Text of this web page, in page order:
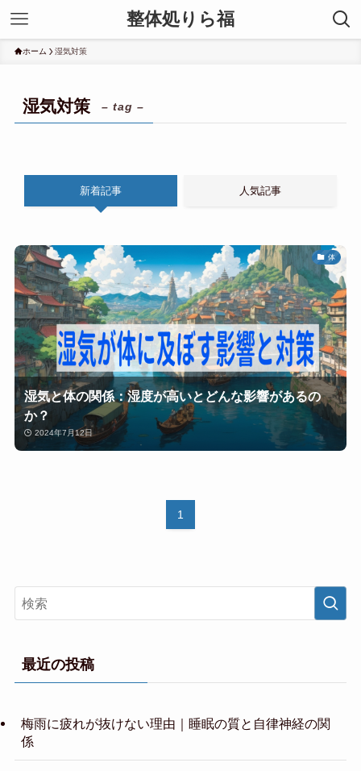
整体処りら福
ホーム 湿気対策
湿気対策 – tag –
新着記事 人気記事
体
湿気と体の関係：湿度が高いとどんな影響があるの
か？
2024年7月12日
1
最近の投稿
梅雨に疲れが抜けない理由｜睡眠の質と自律神経の関
係